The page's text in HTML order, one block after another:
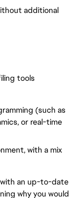
additional
tools
(such as
or real-time
with a mix
with an up-to-date
why you would